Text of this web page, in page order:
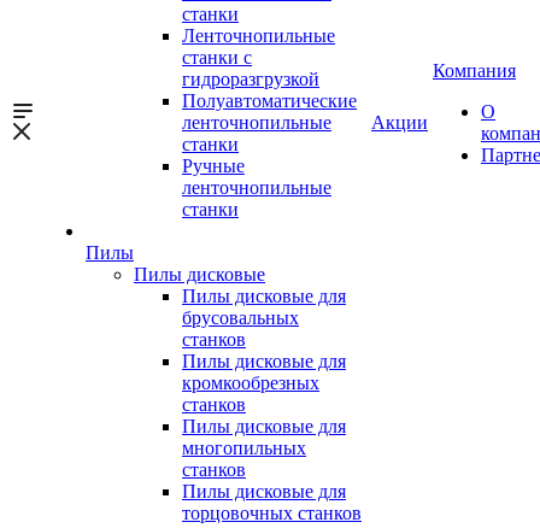
станки
Ленточнопильные
станки с
гидроразгрузкой
Полуавтоматические
ленточнопильные
станки
Ручные
ленточнопильные
станки
Пилы
Пилы дисковые
Пилы дисковые для
брусовальных
станков
Пилы дисковые для
кромкообрезных
станков
Пилы дисковые для
многопильных
станков
Пилы дисковые для
торцовочных станков
Акции
Компания
О